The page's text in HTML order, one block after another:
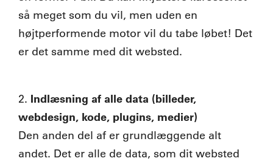
så meget som du vil, men uden en
højtperformende motor vil du tabe løbet! Det
er det samme med dit websted.
2. Indlæsning af alle data (billeder,
webdesign, kode, plugins, medier)
Den anden del af er grundlæggende alt
andet. Det er alle de data, som dit websted